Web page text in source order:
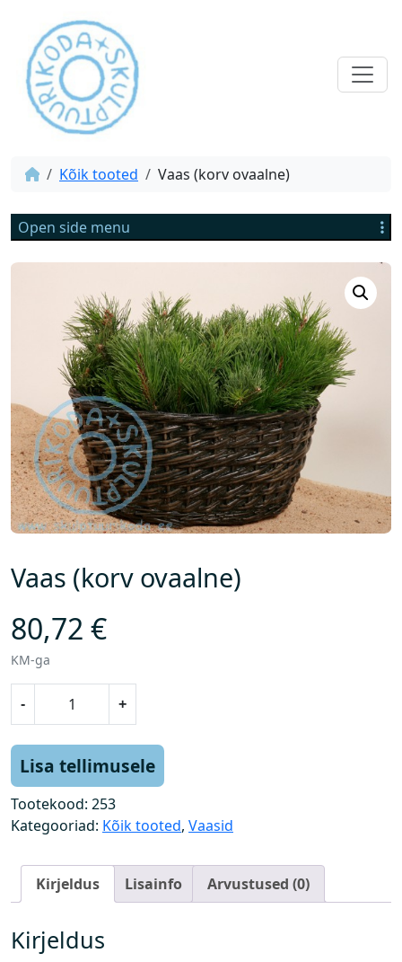
Kõik tooted Vaas (korv ovaalne)
Open side menu
Vaas (korv ovaalne)
80,72 €
KM-ga
-
(
k
o
v
a
a
+
Lisa tellimusele
Tootekood: 253
Kategooriad: Kõik tooted, Vaasid
Kirjeldus Lisainfo Arvustused (0)
Kirjeldus